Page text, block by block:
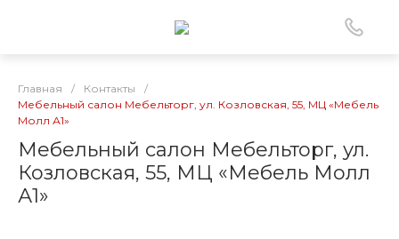
Главная / Контакты
/
Мебельный салон Мебельторг, ул. Козловская, 55, МЦ «Мебель
Молл А1»
Мебельный салон Мебельторг, ул.
Козловская, 55, МЦ «Мебель Молл
А1»